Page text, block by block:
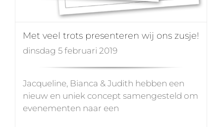
Met veel trots presenteren wij ons zusje!
dinsdag 5 februari 2019
Jacqueline, Bianca & Judith hebben een
nieuw en uniek concept samengesteld om
evenementen naar een